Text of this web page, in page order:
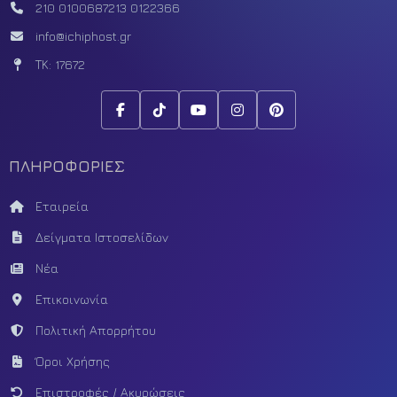
210 0100687213 0122366
info@ichiphost.gr
ΤΚ: 17672
ΠΛΗΡΟΦΟΡΙΕΣ
Εταιρεία
Δείγματα Ιστοσελίδων
Νέα
Επικοινωνία
Πολιτική Απορρήτου
Όροι Χρήσης
Επιστροφές / Ακυρώσεις